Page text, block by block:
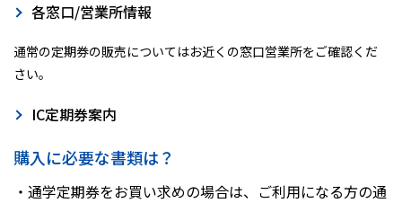
各窓口/営業所情報
通常の定期券の販売についてはお近くの窓口営業所をご確認くだ
さい。
IC定期券案内
購入に必要な書類は？
・通学定期券をお買い求めの場合は、ご利用になる方の通